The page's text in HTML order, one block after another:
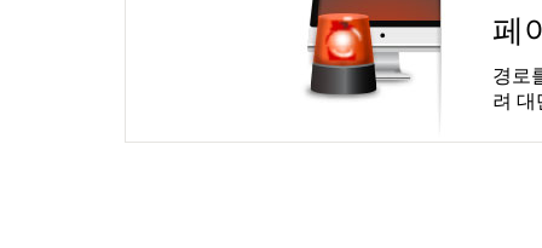
페
경로
려 대